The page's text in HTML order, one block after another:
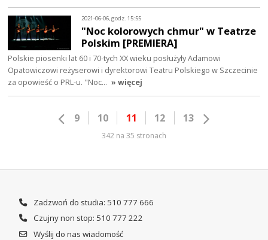
2021-06-06, godz. 15:55
"Noc kolorowych chmur" w Teatrze
Polskim [PREMIERA]
Polskie piosenki lat 60 i 70-tych XX wieku posłużyły Adamowi
Opatowiczowi reżyserowi i dyrektorowi Teatru Polskiego w Szczecinie
za opowieść o PRL-u. "Noc… » więcej
9 10 11 12 13
342 na 35 stronach
Zadzwoń do studia: 510 777 666
Czujny non stop: 510 777 222
Wyślij do nas wiadomość